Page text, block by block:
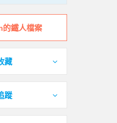
的鐵人檔案
藏
蹤